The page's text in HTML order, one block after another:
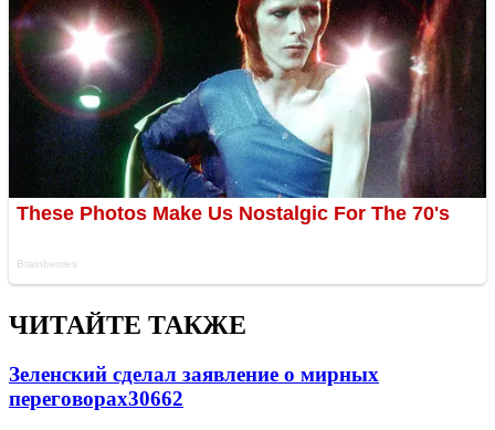
ЧИТАЙТЕ ТАКЖЕ
Зеленский сделал заявление о мирных
переговорах30662